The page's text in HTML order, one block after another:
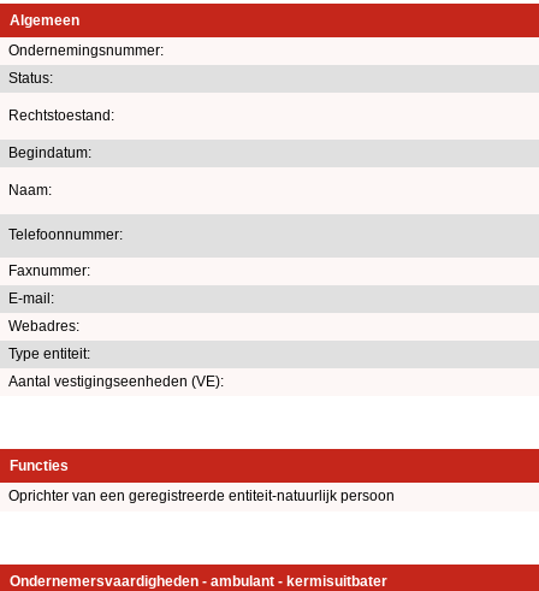
Algemeen
Ondernemingsnummer:
Status:
Rechtstoestand:
Begindatum:
Naam:
Telefoonnummer:
Faxnummer:
E-mail:
Webadres:
Type entiteit:
Aantal vestigingseenheden (VE):
Functies
Oprichter van een geregistreerde entiteit-natuurlijk persoon
Ondernemersvaardigheden - ambulant - kermisuitbater